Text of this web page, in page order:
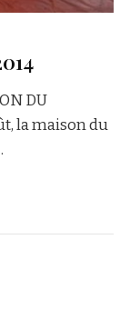
DU
la maison du